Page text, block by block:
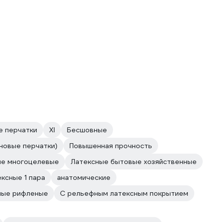
перчатки Xl
Бесшовные
перчатки)
Повышенная прочность
многоцелевые
Латексные бытовые хозяйственные
1 пара
анатомические
рифленые
С рельефным латексным покрытием